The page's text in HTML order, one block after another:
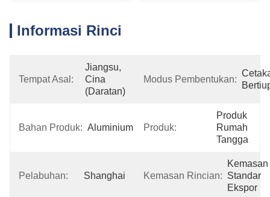
Informasi Rinci
Tempat Asal:
Jiangsu,
Cina
(daratan)
Modus Pembentukan:
Bahan Produk: Aluminium Produk:
Produk
Rumah
Tangga
Pelabuhan: Shanghai Kemasan Rincian:
Kemasan
Standar
Ekspor